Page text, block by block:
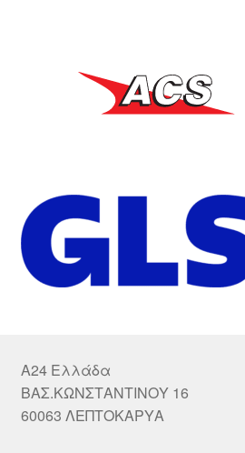
A24 Ελλάδα
ΒΑΣ.ΚΩΝΣΤΑΝΤΙΝΟΥ 16
60063 ΛΕΠΤΟΚΑΡΥΑ